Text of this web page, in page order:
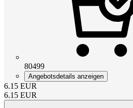
80499
Angebotsdetails anzeigen
6.15 EUR
6.15 EUR